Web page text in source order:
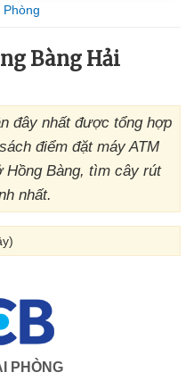
Phòng
Bàng Hải
đây nhất được tổng hợp
điểm đặt máy ATM
Hồng Bàng, tìm cây rút
nhất.
PHÒNG